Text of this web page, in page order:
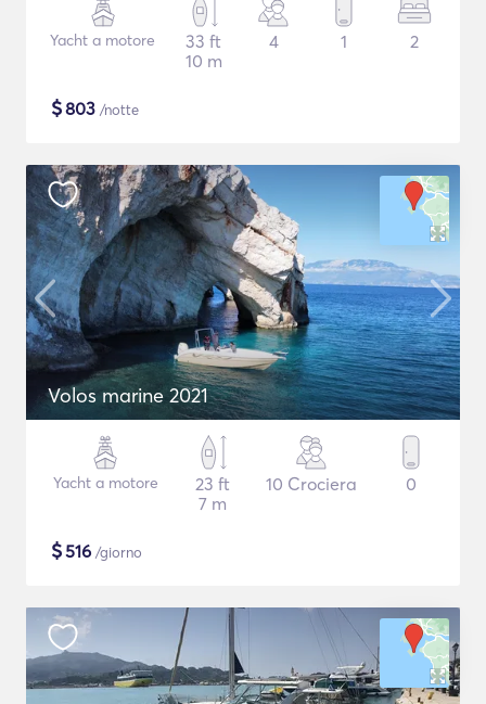
Yacht a motore
33 ft
10 m
4 1 2
$803 /notte
Volos marine 2021
Yacht a motore
23 ft
7 m
10 Crociera 0
$516 /giorno